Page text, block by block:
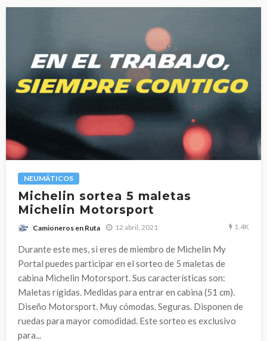
NEUMÁTICOS
Michelin sortea 5 maletas
Michelin Motorsport
Camioneros en Ruta 12 abril, 2021 1.4K
Durante este mes, si eres de miembro de Michelin My
Portal puedes participar en el sorteo de 5 maletas de
cabina Michelin Motorsport. Sus características son:
Maletas rígidas. Medidas para entrar en cabina (51 cm).
Diseño Motorsport. Muy cómodas. Seguras. Disponen de
ruedas para mayor comodidad. Este sorteo es exclusivo
para...